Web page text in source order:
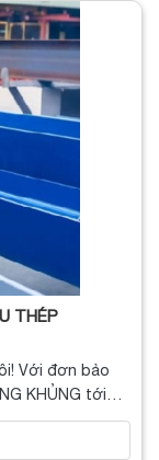
THÉP
Với đơn bảo
KHỦNG tới